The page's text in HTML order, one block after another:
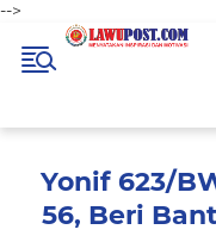
-->
Yonif 623/
56, Beri